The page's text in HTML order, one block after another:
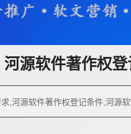
河源软件著作权
,河源软件著作权登记条件,河源